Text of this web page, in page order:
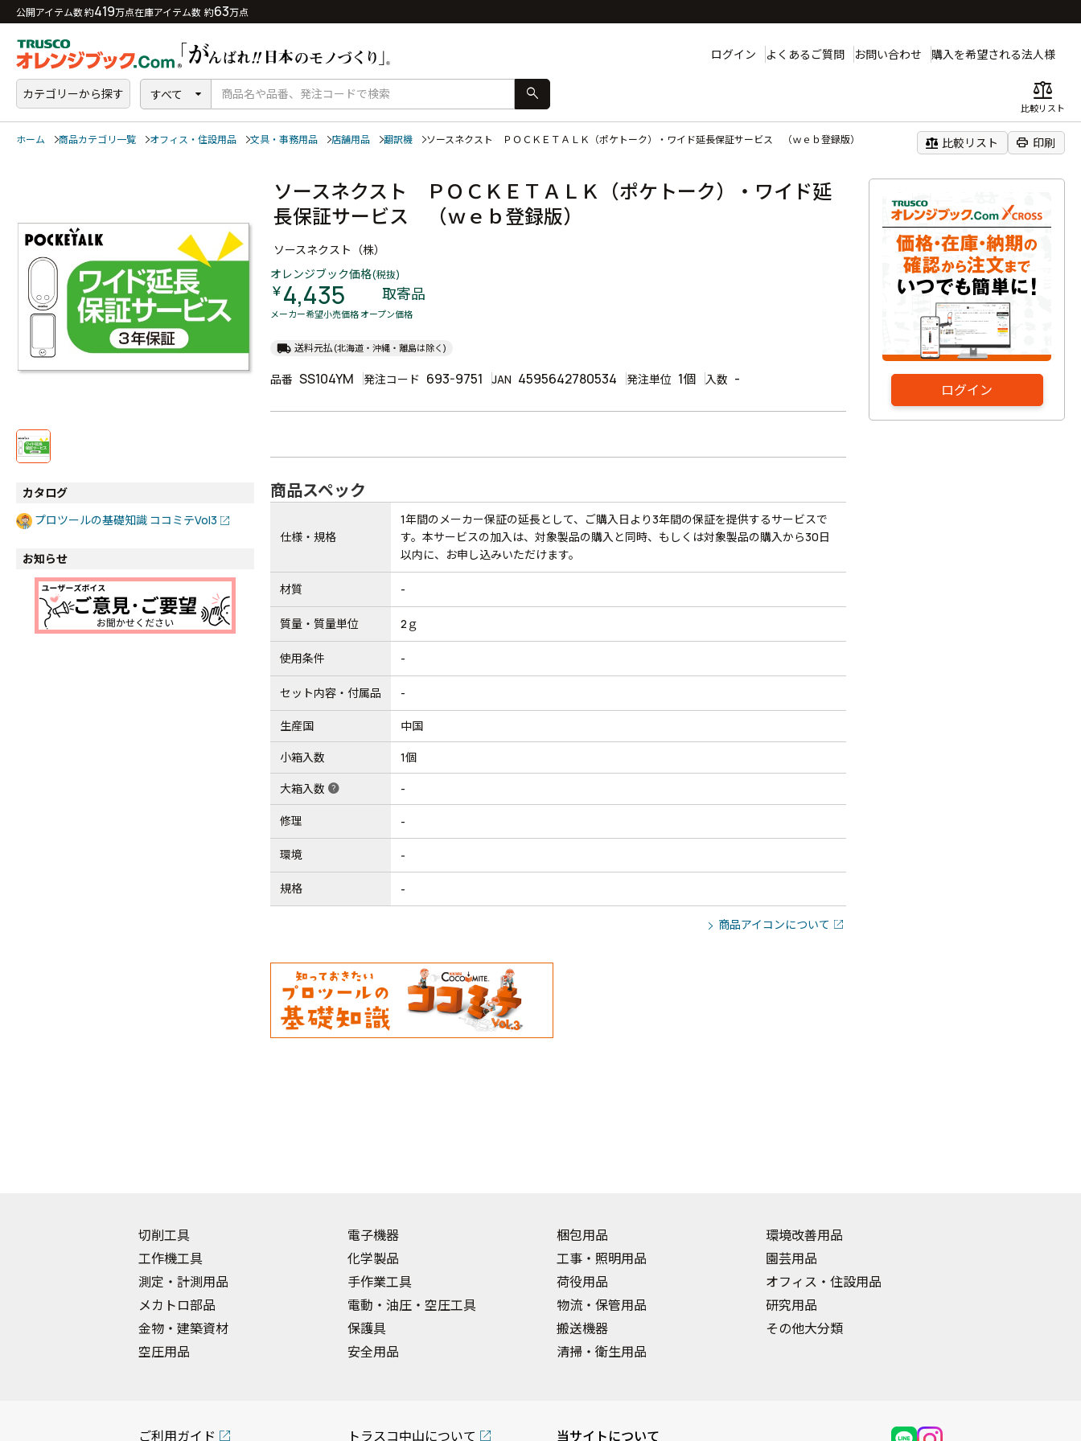
公開アイテム数 約419万点在庫アイテム数 約63万点
ログイン よくあるご質問 お問い合わせ 購入を希望される法人様
カテゴリーから探す すべて search balance
比較リスト
ホーム 商品カテゴリ一覧 オフィス・住設用品 文具・事務用品 店舗用品 翻訳機 ソースネクスト ＰＯＣＫＥＴＡＬＫ（ポケトーク）・ワイド延長保証サービス （ｗｅｂ登録版） balance 比較リスト print 印刷
ログイン
カタログ
プロツールの基礎知識 ココミテVol3
お知らせ
ソースネクスト ＰＯＣＫＥＴＡＬＫ（ポケトーク）・ワイド延
長保証サービス （ｗｅｂ登録版）
ソースネクスト（株）
オレンジブック価格(税抜)
￥4,435 取寄品
メーカー希望小売価格 オープン価格
local_shipping 送料元払 (北海道・沖縄・離島は除く)
品番 SS104YM 発注コード 693-9751 JAN 4595642780534 発注単位 1個 入数 -
商品スペック
仕様・規格
1年間のメーカー保証の延長として、ご購入日より3年間の保証を提供するサービスで
す。本サービスの加入は、対象製品の購入と同時、もしくは対象製品の購入から30日
以内に、お申し込みいただけます。
材質 -
質量・質量単位 2ｇ
使用条件 -
セット内容・付属品 -
生産国 中国
小箱入数 1個
大箱入数 help -
修理 -
環境 -
規格 -
商品アイコンについて
切削工具
工作機工具
測定・計測用品
メカトロ部品
金物・建築資材
空圧用品
電子機器
化学製品
手作業工具
電動・油圧・空圧工具
保護具
安全用品
梱包用品
工事・照明用品
荷役用品
物流・保管用品
搬送機器
清掃・衛生用品
環境改善用品
園芸用品
オフィス・住設用品
研究用品
その他大分類
ご利用ガイド トラスコ中山について 当サイトについて